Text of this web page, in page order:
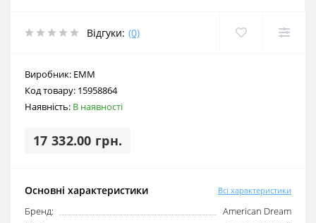
Відгуки: (0)
Виробник: EMM
Код товару: 15958864
Наявність: В наявності
17 332.00 грн.
Основні характеристики Всі характеристики
Бренд:
American Dream